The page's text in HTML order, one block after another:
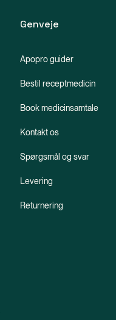
Genveje
Apopro guider
Bestil receptmedicin
Book medicinsamtale
Kontakt os
Spørgsmål og svar
Levering
Returnering